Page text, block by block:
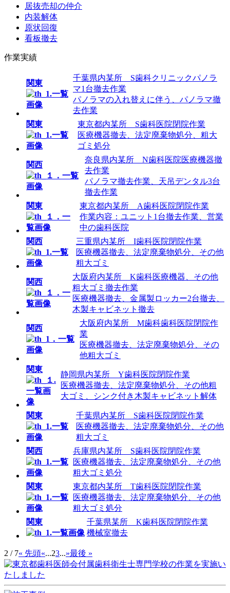
居抜売却の仲介
内装解体
原状回復
看板撤去
作業実績
関東
千葉県内某所 S歯科クリニックパノラ
マ1台撤去作業
パノラマの入れ替えに伴う、パノラマ撤
去作業
関東
東京都内某所 S歯科医院閉院作業
医療機器撤去、法定廃棄物処分、粗大
ゴミ処分
関西
奈良県内某所 N歯科医院医療機器撤
去作業
パノラマ撤去作業、天吊デンタル3台
撤去作業
関東
東京都内某所 A歯科医院閉院作業
作業内容：ユニット1台撤去作業、営業
中の歯科医院
関西
三重県内某所 I歯科医院閉院作業
医療機器撤去、法定廃棄物処分、その他
粗大ゴミ
関西
大阪府内某所 K歯科医療機器、その他
粗大ゴミ撤去作業
医療機器撤去、金属製ロッカー2台撤去、
木製キャビネット撤去
関西
大阪府内某所 M歯科歯科医院閉院作
業
医療機器撤去、法定廃棄物処分、その
他粗大ゴミ
関東
静岡県内某所 Y歯科医院閉院作業
医療機器撤去、法定廃棄物処分、その他粗
大ゴミ、シンク付き木製キャビネット解体
関東
千葉県内某所 S歯科医院閉院作業
医療機器撤去、法定廃棄物処分、その他
粗大ゴミ
関西
兵庫県内某所 S歯科医院閉院作業
医療機器撤去、法定廃棄物処分、その他
粗大ゴミ処分
関東
東京都内某所 T歯科医院閉院作業
医療機器撤去、法定廃棄物処分、その他
粗大ゴミ処分
関東
千葉県某所 K歯科医院閉院作業
機械室撤去
2 / 7« 先頭«...23...»最後 »